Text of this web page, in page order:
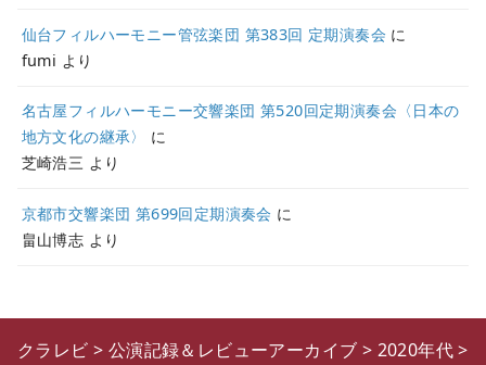
仙台フィルハーモニー管弦楽団 第383回 定期演奏会 に
fumi より
名古屋フィルハーモニー交響楽団 第520回定期演奏会〈日本の
地方文化の継承〉
に
芝崎浩三 より
京都市交響楽団 第699回定期演奏会 に
畠山博志 より
クラレビ > 公演記録＆レビューアーカイブ > 2020年代>